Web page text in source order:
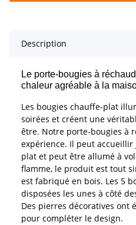
Description
Le porte-bougies à
chaleur agréable à la
Les bougies chauffe-plat
soirées et créent une
être. Notre porte-bougies à
expérience. Il peut
plat et peut être allumé à
flamme, le produit est tout
est fabriqué en bois. Les 5
disposées les unes à côté
Des pierres décoratives ont
pour compléter le design.